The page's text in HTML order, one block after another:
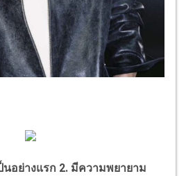
ย่างแรก 2. มีความพยายาม